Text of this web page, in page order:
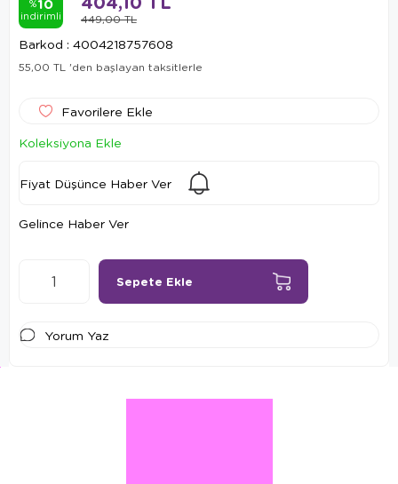
%10
indirimli 449,00 TL
Barkod : 4004218757608
55,00 TL 'den başlayan taksitlerle
Favorilere Ekle
Koleksiyona Ekle
Fiyat Düşünce Haber Ver
Gelince Haber Ver
Yorum Yaz